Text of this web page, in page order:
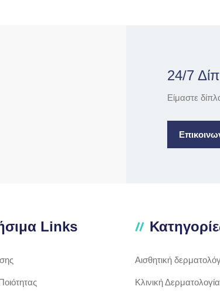
24/7
Είμαστε
Links
Αισθητική
Κλινική Δερματολογία